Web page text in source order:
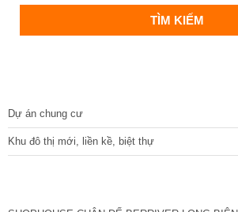
Dự án chung cư
Khu đô thị mới, liền kề, biệt thự